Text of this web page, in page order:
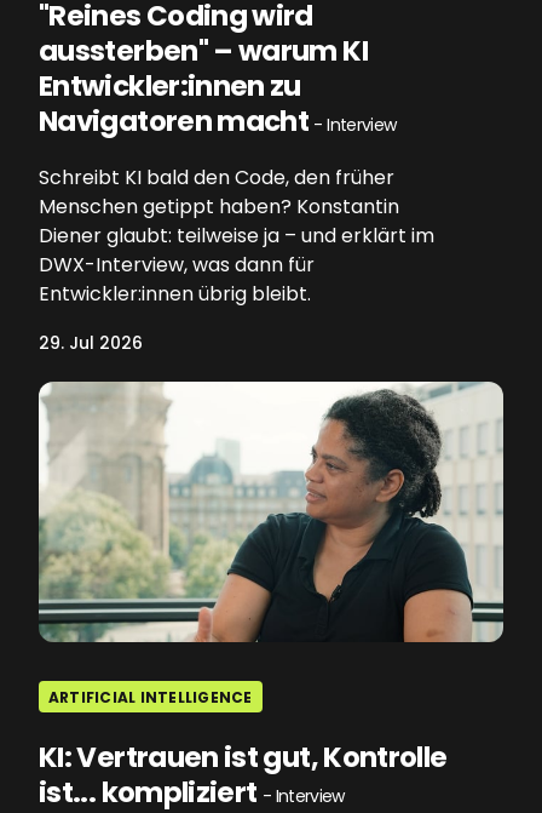
"Reines Coding wird
aussterben" – warum KI
Entwickler:innen zu
Navigatoren macht - Interview
Schreibt KI bald den Code, den früher
Menschen getippt haben? Konstantin
Diener glaubt: teilweise ja – und erklärt im
DWX-Interview, was dann für
Entwickler:innen übrig bleibt.
29. Jul 2026
ARTIFICIAL INTELLIGENCE
KI: Vertrauen ist gut, Kontrolle
ist... kompliziert - Interview